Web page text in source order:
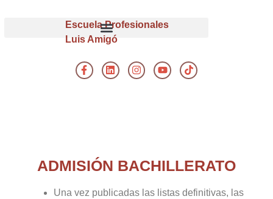
Escuela Profesionales
Luis Amigó
ADMISIÓN BACHILLERATO
Una vez publicadas las listas definitivas, las